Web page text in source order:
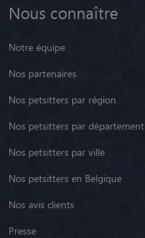
Nous connaître
Notre équipe
Nos partenaires
Nos petsitters par région
Nos petsitters par département
Nos petsitters par ville
Nos petsitters en Belgique
Nos avis clients
Presse